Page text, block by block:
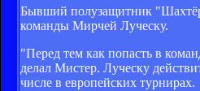
Бывший полузащитник
команды Мирчей Луческу.
"Перед тем как попасть в
делал Мистер. Луческу
числе в европейских турнирах.